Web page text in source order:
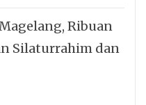
Ribuan
Silaturrahim dan